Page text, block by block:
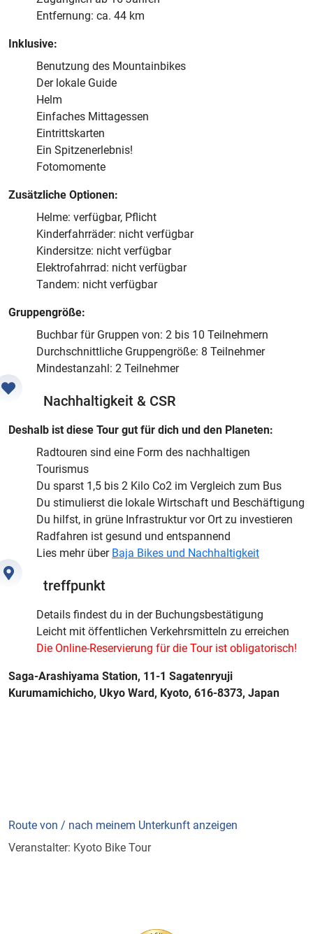
Entfernung: ca. 44 km
Inklusive:
Benutzung des Mountainbikes
Der lokale Guide
Helm
Einfaches Mittagessen
Eintrittskarten
Ein Spitzenerlebnis!
Fotomomente
Zusätzliche Optionen:
Helme: verfügbar, Pflicht
Kinderfahrräder: nicht verfügbar
Kindersitze: nicht verfügbar
Elektrofahrrad: nicht verfügbar
Tandem: nicht verfügbar
Gruppengröße:
Buchbar für Gruppen von: 2 bis 10 Teilnehmern
Durchschnittliche Gruppengröße: 8 Teilnehmer
Mindestanzahl: 2 Teilnehmer
Nachhaltigkeit & CSR
Deshalb ist diese Tour gut für dich und den Planeten:
Radtouren sind eine Form des nachhaltigen
Tourismus
Du sparst 1,5 bis 2 Kilo Co2 im Vergleich zum Bus
Du stimulierst die lokale Wirtschaft und Beschäftigung
Du hilfst, in grüne Infrastruktur vor Ort zu investieren
Radfahren ist gesund und entspannend
Lies mehr über Baja Bikes und Nachhaltigkeit
treffpunkt
Details findest du in der Buchungsbestätigung
Leicht mit öffentlichen Verkehrsmitteln zu erreichen
Die Online-Reservierung für die Tour ist obligatorisch!
Saga-Arashiyama Station, 11-1 Sagatenryuji
Kurumamichicho, Ukyo Ward, Kyoto, 616-8373, Japan
Route von / nach meinem Unterkunft anzeigen
Veranstalter: Kyoto Bike Tour